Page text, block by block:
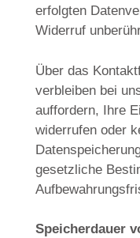
erfolgten
Widerruf
Über das
verbleiben bei
auffordern, Ihre
widerrufen oder
gesetzliche
Speicherdauer